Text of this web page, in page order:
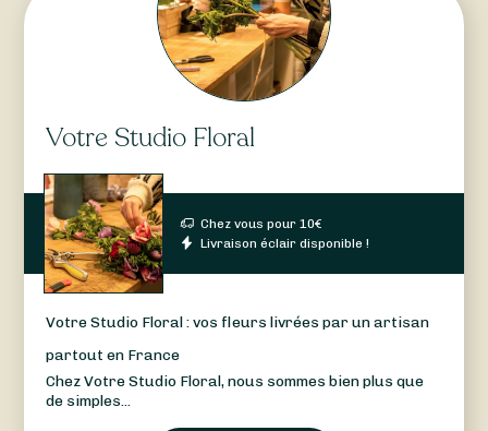
Votre Studio Floral
Chez vous pour10€
Livraison éclair disponible !
Votre Studio Floral : vos fleurs livrées par un artisan
partout en France
Chez Votre Studio Floral, nous sommes bien plus que
de simples...